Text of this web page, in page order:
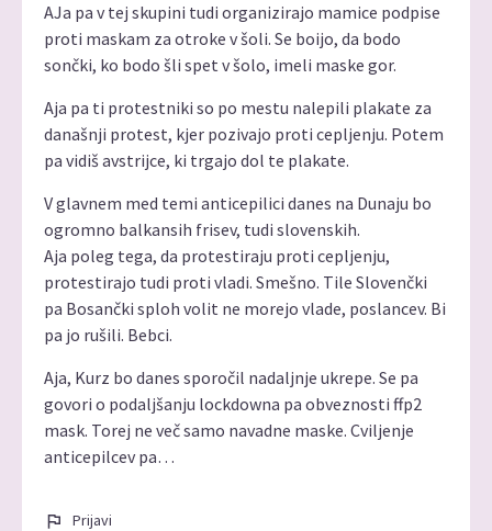
AJa pa v tej skupini tudi organizirajo mamice podpise
proti maskam za otroke v šoli. Se boijo, da bodo
sončki, ko bodo šli spet v šolo, imeli maske gor.
Aja pa ti protestniki so po mestu nalepili plakate za
današnji protest, kjer pozivajo proti cepljenju. Potem
pa vidiš avstrijce, ki trgajo dol te plakate.
V glavnem med temi anticepilici danes na Dunaju bo
ogromno balkansih frisev, tudi slovenskih.
Aja poleg tega, da protestiraju proti cepljenju,
protestirajo tudi proti vladi. Smešno. Tile Slovenčki
pa Bosančki sploh volit ne morejo vlade, poslancev. Bi
pa jo rušili. Bebci.
Aja, Kurz bo danes sporočil nadaljnje ukrepe. Se pa
govori o podaljšanju lockdowna pa obveznosti ffp2
mask. Torej ne več samo navadne maske. Cviljenje
anticepilcev pa…
Prijavi